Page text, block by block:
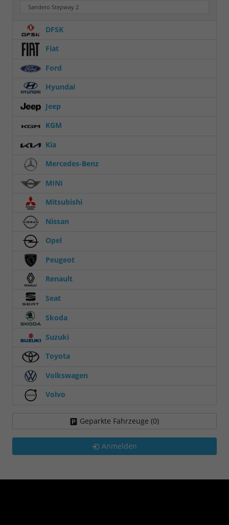
Sandero Stepway 2
DFSK
Fiat
Ford
Hyundai
Jeep
KGM
Kia
Mercedes-Benz
MINI
Mitsubishi
Nissan
Opel
Peugeot
Renault
Seat
Skoda
Suzuki
Toyota
Volkswagen
Volvo
Geparkte Fahrzeuge (0)
Anmelden